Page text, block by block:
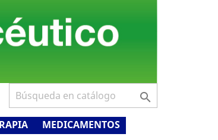

MEDICAMENTOS